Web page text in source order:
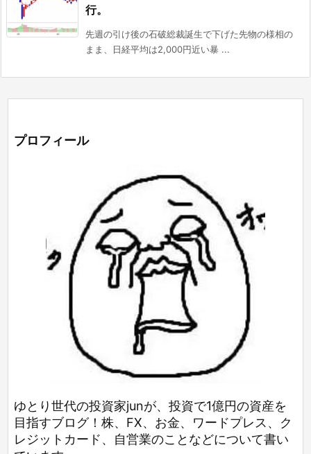
行。
先週の引け後の石破総裁誕生で下げた先物の様相の
まま、日経平均は2,000円近い暴 ...
プロフィール
ゆとり世代の投資家junが、投資で1億円の資産を
目指すブログ！株、FX、お金、ワードプレス、ク
レジットカード、自営業のことなどについて書い